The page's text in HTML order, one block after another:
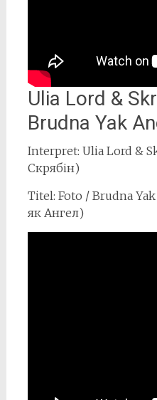
Ulia Lord &
Brudna Yak
Interpret: Ulia Lord &
Скрябін)
Titel: Foto / Brudna
як Ангел)